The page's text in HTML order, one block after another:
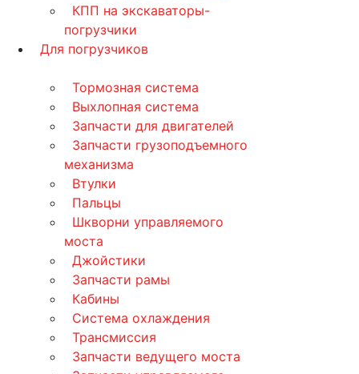
КПП на экскаваторы-
погрузчики
Для погрузчиков
Тормозная система
Выхлопная система
Запчасти для двигателей
Запчасти грузоподъемного
механизма
Втулки
Пальцы
Шкворни управляемого
моста
Джойстики
Запчасти рамы
Кабины
Система охлаждения
Трансмиссия
Запчасти ведущего моста